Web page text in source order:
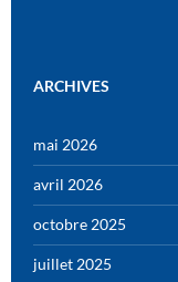
ARCHIVES
mai 2026
avril 2026
octobre 2025
juillet 2025